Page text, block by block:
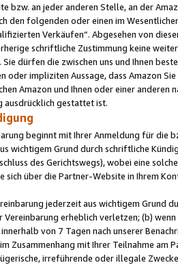
bzw. an jeder anderen Stelle, an der
den folgenden oder einen im
Verkäufen“. Abgesehen von
schriftliche Zustimmung keine
dürfen die zwischen uns und Ihnen
oder impliziten Aussage, dass Amazon
Amazon und Ihnen oder einer
ausdrücklich gestattet ist.
beginnt mit Ihrer Anmeldung für die
wichtigem Grund durch schriftliche
des Gerichtswegs), wobei eine
sich über die Partner-Website in Ihrem
jederzeit aus wichtigem Grund
Vereinbarung erheblich verletzen; (b)
von 7 Tagen nach unserer
Zusammenhang mit Ihrer Teilnahme am
irreführende oder illegale